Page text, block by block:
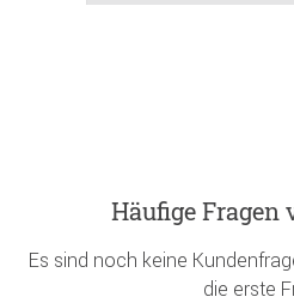
Häufige Fragen
Es sind noch keine
die erste